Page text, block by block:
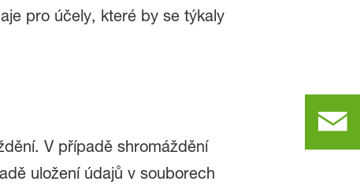
pro účely, které by se týkaly
V případě shromáždění
uložení údajů v souborech